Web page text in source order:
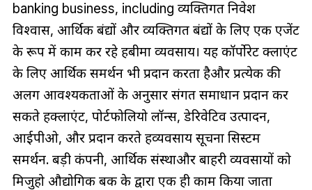
banking business, including व्यक्तिगत निवेश
विश्वास, आर्थिक बंद्यों और व्यक्तिगत बंद्यों के लिए एक एजेंट
के रूप में काम कर रहे हबीमा व्यवसाय। यह कॉर्पोरेट क्लाएंट
के लिए आर्थिक समर्थन भी प्रदान करता हैऔर प्रत्येक की
अलग आवश्यकताओं के अनुसार संगत समाधान प्रदान कर
सकते हैंक्लाएंट, पोर्टफोलियो लॉन्स, डेरिवेटिव उत्पादन,
आईपीओ, और प्रदान करते हैंव्यवसाय सूचना सिस्टम
समर्थन. बड़ी कंपनी, आर्थिक संस्थाऔर बाहरी व्यवसायों को
मिजुहो औद्योगिक बैंक के द्वारा एक ही काम किया जाता